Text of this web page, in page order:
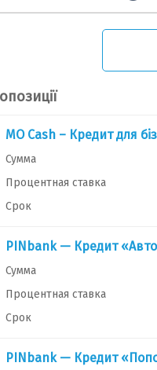
MO Cash – Кредит для
Сумма
Процентная ставка
Срок
PINbank — Кредит
Сумма
Процентная ставка
Срок
PINbank — Кредит